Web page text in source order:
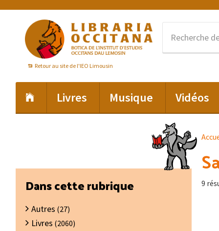
navigation
principale
contenu
principal
Retour au site de l'IEO Limousin
Livres Musique Vidéos
9
Barre
latérale
principale
Dans cette rubrique
Autres (27)
Livres (2060)